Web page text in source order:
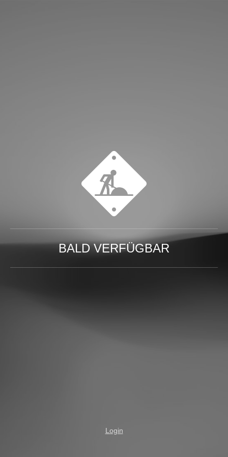
BALD VERFÜGBAR
Login